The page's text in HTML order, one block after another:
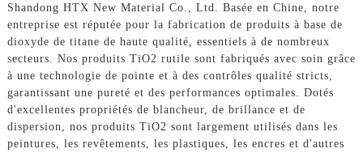
Shandong HTX New Material Co., Ltd. Basée en Chine, notre
entreprise est réputée pour la fabrication de produits à base de
dioxyde de titane de haute qualité, essentiels à de nombreux
secteurs. Nos produits TiO2 rutile sont fabriqués avec soin grâce
à une technologie de pointe et à des contrôles qualité stricts,
garantissant une pureté et des performances optimales. Dotés
d'excellentes propriétés de blancheur, de brillance et de
dispersion, nos produits TiO2 sont largement utilisés dans les
peintures, les revêtements, les plastiques, les encres et d'autres